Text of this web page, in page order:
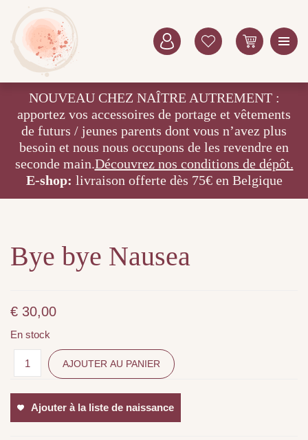
NOUVEAU CHEZ NAÎTRE AUTREMENT :
apportez vos accessoires de portage et vêtements
de futurs / jeunes parents dont vous n’avez plus
besoin et nous nous occupons de les revendre en
seconde main.Découvrez nos conditions de dépôt.
E-shop: livraison offerte dès 75€ en Belgique
Bye bye Nausea
€ 30,00
En stock
AJOUTER AU PANIER
Ajouter à la liste de naissance